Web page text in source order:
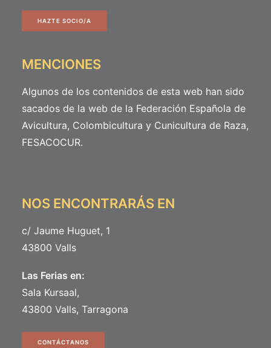
HAZTE SOCIO/A
MENCIONES
Algunos de los contenidos de esta web han sido
sacados de la web de la Federación Española de
Avicultura, Colombicultura y Cunicultura de Raza,
FESACOCUR.
NOS ENCONTRARÁS EN
c/ Jaume Huguet, 1
43800 Valls
Las Ferias en:
Sala Kursaal,
43800 Valls, Tarragona
CONTÁCTANOS